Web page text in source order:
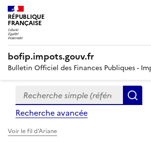
RÉPUBLIQUE
FRANÇAISE
bofip.impots.gouv.fr
Bulletin Officiel des Finances Publiques -
Formulaire
de
recherche
Recherche simple (références,
Recherche avancée
Voir le fil d'Ariane